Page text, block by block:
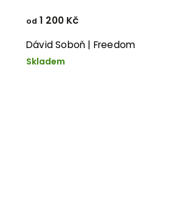
Dávid Soboň | Freedom
Skladem
od 1 200 Kč